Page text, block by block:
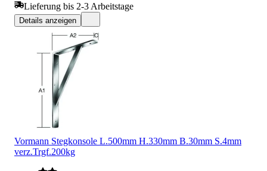
Lieferung bis 2-3 Arbeitstage
Details anzeigen
Vormann Stegkonsole L.500mm H.330mm B.30mm S.4mm
verz.Trgf.200kg